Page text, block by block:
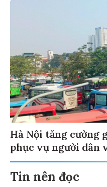
Hà Nội tăng cường
phục vụ người dân
Tin nên đọc